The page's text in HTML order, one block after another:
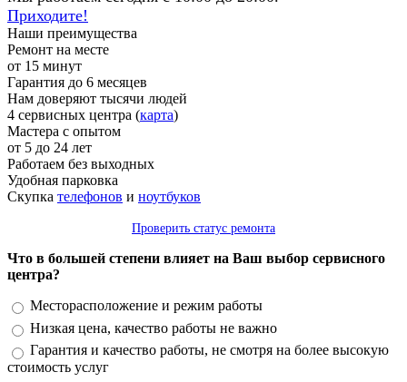
Приходите!
Наши преимущества
Ремонт на месте
от 15 минут
Гарантия до 6 месяцев
Нам доверяют тысячи людей
4 сервисных центра (карта)
Мастера с опытом
от 5 до 24 лет
Работаем без выходных
Удобная парковка
Скупка телефонов и ноутбуков
Проверить статус ремонта
Что в большей степени влияет на Ваш выбор сервисного
центра?
Варианты
Месторасположение и режим работы
Низкая цена, качество работы не важно
Гарантия и качество работы, не смотря на более высокую
стоимость услуг